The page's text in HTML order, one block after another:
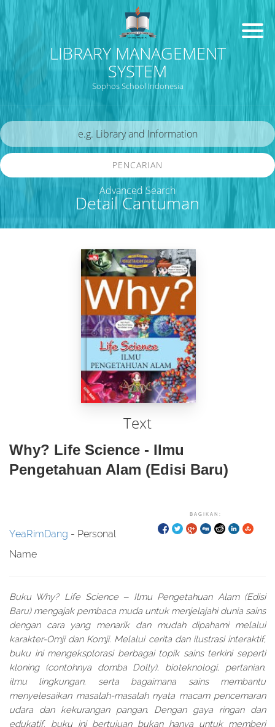
LIBRARY MANAGEMENT
SYSTEM
Sophos School Indonesia
Detail Cantuman
PENCARIAN
Advanced Search
Text
Why? Life Science - Ilmu
Pengetahuan Alam (Edisi Baru)
BAGIKAN:
YeaRimDang - Personal
Name
Buku Why? Life Science ‒ Ilmu Pengetahuan Alam (Edisi
Baru) mengajak pembaca muda untuk menjelajahi dunia sains
dengan cara yang menarik dan mudah dipahami melalui
karakter-Omji dan Komji. Melalui cerita dan ilustrasi interaktif,
buku ini mengeksplorasi berbagai topik sains terkini seperti
kloning (contohnya domba Dolly), bioteknologi, pertanian,
ilmu lingkungan, serta bagaimana sains membantu
menyelesaikan masalah-masalah nyata macam pencemaran
udara dan kekurangan pangan. Dengan gaya ringan dan
edukatif, buku ini bertujuan bukan hanya untuk memberi